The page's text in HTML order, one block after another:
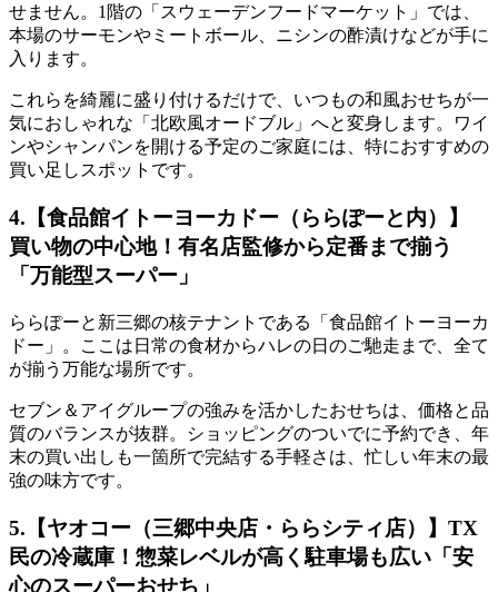
せません。1階の「スウェーデンフードマーケット」では、
本場のサーモンやミートボール、ニシンの酢漬けなどが手に
入ります。
これらを綺麗に盛り付けるだけで、いつもの和風おせちが一
気におしゃれな「北欧風オードブル」へと変身します。ワイ
ンやシャンパンを開ける予定のご家庭には、特におすすめの
買い足しスポットです。
4.【食品館イトーヨーカドー（ららぽーと内）】
買い物の中心地！有名店監修から定番まで揃う
「万能型スーパー」
ららぽーと新三郷の核テナントである「食品館イトーヨーカ
ドー」。ここは日常の食材からハレの日のご馳走まで、全て
が揃う万能な場所です。
セブン＆アイグループの強みを活かしたおせちは、価格と品
質のバランスが抜群。
ショッピングのついでに予約でき、年
末の買い出しも一箇所で完結する手軽さ は、忙しい年末の最
強の味方です。
5.【ヤオコー（三郷中央店・ららシティ店）】TX
民の冷蔵庫！惣菜レベルが高く駐車場も広い「安
心のスーパーおせち」